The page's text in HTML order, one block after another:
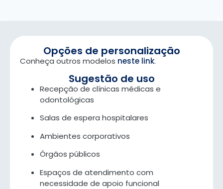
Opções de personalização
Conheça outros modelos neste link.
Sugestão de uso
Recepção de clínicas médicas e
odontológicas
Salas de espera hospitalares
Ambientes corporativos
Órgãos públicos
Espaços de atendimento com
necessidade de apoio funcional